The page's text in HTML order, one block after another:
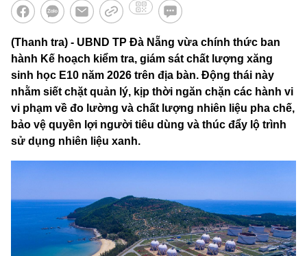
(Thanh tra) - UBND TP Đà Nẵng vừa chính thức ban
hành Kế hoạch kiểm tra, giám sát chất lượng xăng
sinh học E10 năm 2026 trên địa bàn. Động thái này
nhằm siết chặt quản lý, kịp thời ngăn chặn các hành vi
vi phạm về đo lường và chất lượng nhiên liệu pha chế,
bảo vệ quyền lợi người tiêu dùng và thúc đẩy lộ trình
sử dụng nhiên liệu xanh.